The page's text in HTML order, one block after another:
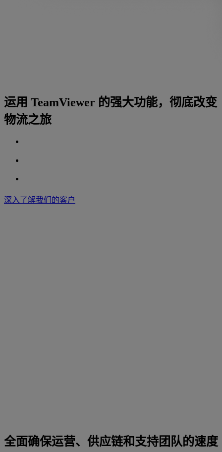
运用 TeamViewer 的强大功能，彻底改变
物流之旅
深入了解我们的客户
全面确保运营、供应链和支持团队的速度